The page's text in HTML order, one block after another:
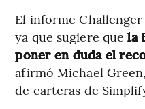
El informe
ya que sugiere que la
poner en duda el
afirmó Michael
de carteras de